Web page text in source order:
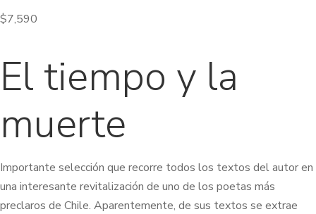
$7,590
El tiempo y la
muerte
Importante selección que recorre todos los textos del autor en
una interesante revitalización de uno de los poetas más
preclaros de Chile. Aparentemente, de sus textos se extrae